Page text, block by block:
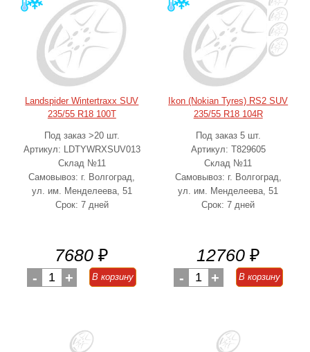
Landspider Wintertraxx SUV
235/55 R18 100T
Под заказ >20 шт.
Артикул: LDTYWRXSUV013
Склад №11
Самовывоз: г. Волгоград,
ул. им. Менделеева, 51
Срок: 7 дней
7680 ₽
- 1 + В корзину
Ikon (Nokian Tyres) RS2 SUV
235/55 R18 104R
Под заказ 5 шт.
Артикул: T829605
Склад №11
Самовывоз: г. Волгоград,
ул. им. Менделеева, 51
Срок: 7 дней
12760 ₽
- 1 + В корзину